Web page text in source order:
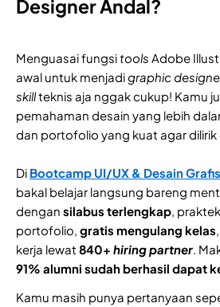
Designer Andal?
Menguasai fungsi tools Adobe
awal untuk menjadigraphic
skillteknis aja nggak cukup! Kamu
pemahaman desain yang lebih
dan portofolio yang kuat agar dilirik
Di Bootcamp UI/UX & Desain
bakal belajar langsung bareng
dengan silabus terlengkap,
portofolio, gratis mengulang kelas
kerja lewat 840+ hiring partner.
91% alumni sudah berhasil dapat
Kamu masih punya pertanyaan